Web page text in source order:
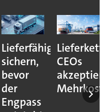
Lieferfähigkeit
sichern,
bevor
der
Engpass
CEOs